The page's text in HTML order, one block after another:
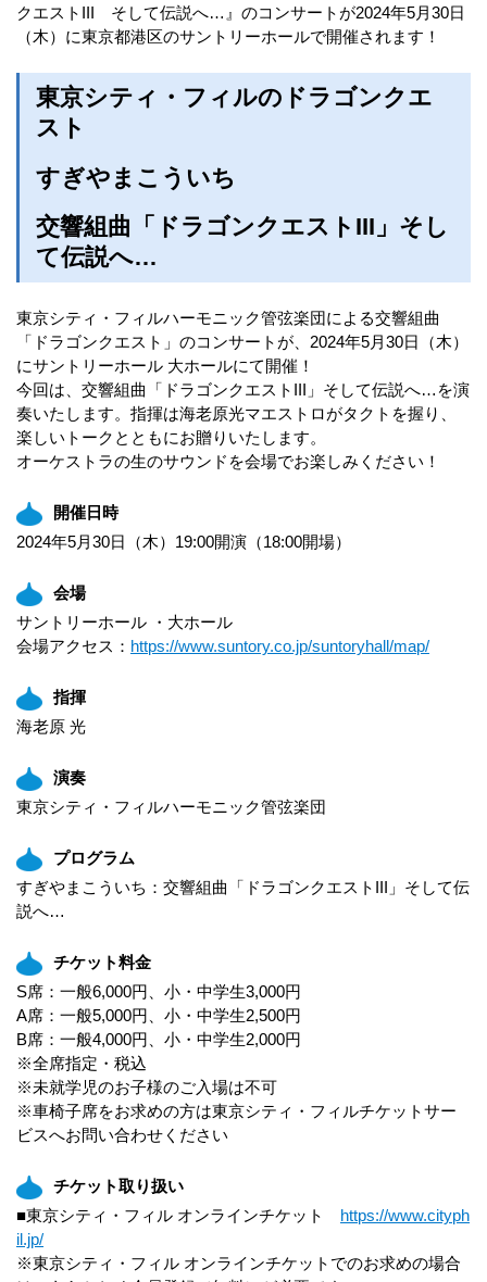
クエストIII そして伝説へ…』のコンサートが2024年5月30日
（木）に東京都港区のサントリーホールで開催されます！
東京シティ・フィルのドラゴンクエ
スト
すぎやまこういち
交響組曲「ドラゴンクエストIII」そし
て伝説へ…
東京シティ・フィルハーモニック管弦楽団による交響組曲
「ドラゴンクエスト」のコンサートが、2024年5月30日（木）
にサントリーホール 大ホールにて開催！
今回は、交響組曲「ドラゴンクエストIII」そして伝説へ…を演
奏いたします。指揮は海老原光マエストロがタクトを握り、
楽しいトークとともにお贈りいたします。
オーケストラの生のサウンドを会場でお楽しみください！
開催日時
2024年5月30日（木）19:00開演（18:00開場）
会場
サントリーホール ・大ホール
会場アクセス： https://www.suntory.co.jp/suntoryhall/map/
指揮
海老原 光
演奏
東京シティ・フィルハーモニック管弦楽団
プログラム
すぎやまこういち：交響組曲「ドラゴンクエストIII」そして伝
説へ…
チケット料金
S席：一般6,000円、小・中学生3,000円
A席：一般5,000円、小・中学生2,500円
B席：一般4,000円、小・中学生2,000円
※全席指定・税込
※未就学児のお子様のご入場は不可
※車椅子席をお求めの方は東京シティ・フィルチケットサー
ビスへお問い合わせください
チケット取り扱い
■東京シティ・フィル オンラインチケット https://www.cityph
il.jp/
※東京シティ・フィル オンラインチケットでのお求めの場合